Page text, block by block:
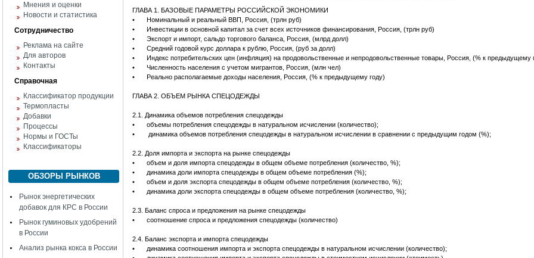
Мнения и оценки
Новости и статистика
Сотрудничество
Реклама на сайте
Для авторов
Контакты
Справочная
Классификатор продукции
Термопласты
Добавки
Процессы
Нормы и ГОСТы
Классификаторы
ОБЗОРЫ РЫНКОВ
Рынок энергетических
добавок для КРС в России
Рынок гуминовых удобрений
в России
Анализ рынка кокса в России
ГЛАВА 1. БАЗОВЫЕ ПАРАМЕТРЫ РОССИЙСКОЙ ЭКОНОМИКИ
•
Номинальный и реальный ВВП, Россия, (трлн руб)
•
Инвестиции в основной капитал за счет всех источников финансирования, Россия, (трлн руб)
•
Экспорт и импорт, сальдо торгового баланса, Россия, (млрд долл)
•
Средний годовой курс доллара к рублю, Россия, (руб за долл)
•
Индекс потребительских цен (инфляция) на продовольственные и непродовольственные товары, Россия, (% к предыдущему
•
Численность населения с учетом мигрантов, Россия, (млн чел)
•
Реально располагаемые доходы населения, Россия, (% к предыдущему году)
ГЛАВА 2. ОБЪЕМ РЫНКА СПЕЦОДЕЖДЫ
2.1. Динамика объемов потребления спецодежды
•
объемы потребления спецодежды в натуральном исчислении (количество);
•
динамика объемов потребления спецодежды в натуральном исчислении в сравнении с предыдущим годом (%);
2.2. Доля импорта и экспорта на рынке спецодежды
•
объем и доля импорта спецодежды в общем объеме потребления (количество, %);
•
динамика доли импорта спецодежды в общем объеме потребления (%);
•
объем и доля экспорта спецодежды в общем объеме потребления (количество, %);
•
динамика доли экспорта спецодежды в общем объеме потребления (количество, %);
2.3. Баланс спроса и предложения на рынке спецодежды
•
соотношение спроса и предложения спецодежды (количество)
2.4. Баланс экспорта и импорта спецодежды
•
динамика соотношения импорта и экспорта спецодежды в натуральном исчислении (количество);